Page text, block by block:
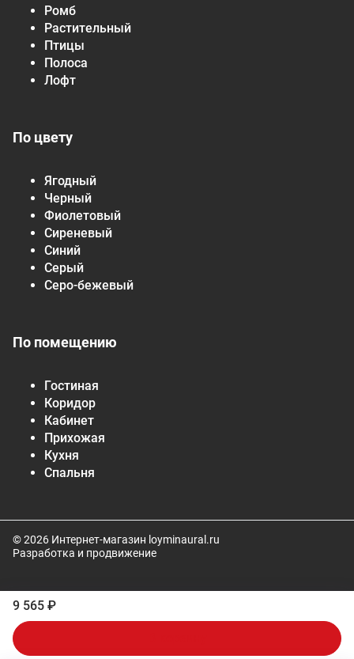
9 565 ₽
Ромб
Растительный
Птицы
Полоса
Лофт
По цвету
Ягодный
Черный
Фиолетовый
Сиреневый
Синий
Серый
Серо-бежевый
По помещению
Гостиная
Коридор
Кабинет
Прихожая
Кухня
Спальня
© 2026 Интернет-магазин loyminaural.ru
Разработка и продвижение